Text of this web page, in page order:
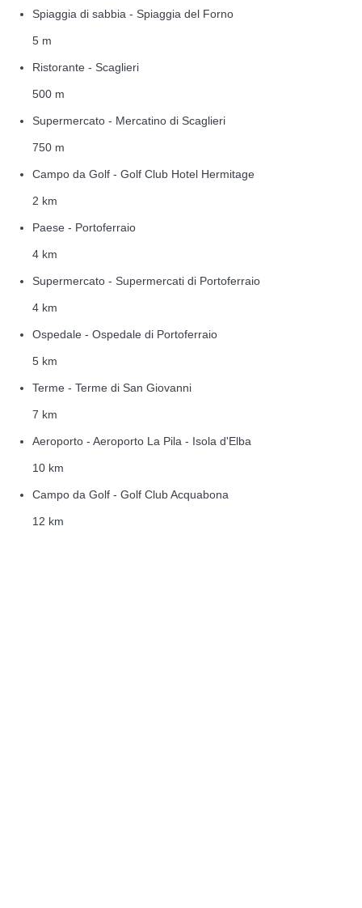
Spiaggia di sabbia - Spiaggia del Forno
5 m
Ristorante - Scaglieri
500 m
Supermercato - Mercatino di Scaglieri
750 m
Campo da Golf - Golf Club Hotel Hermitage
2 km
Paese - Portoferraio
4 km
Supermercato - Supermercati di Portoferraio
4 km
Ospedale - Ospedale di Portoferraio
5 km
Terme - Terme di San Giovanni
7 km
Aeroporto - Aeroporto La Pila - Isola d'Elba
10 km
Campo da Golf - Golf Club Acquabona
12 km